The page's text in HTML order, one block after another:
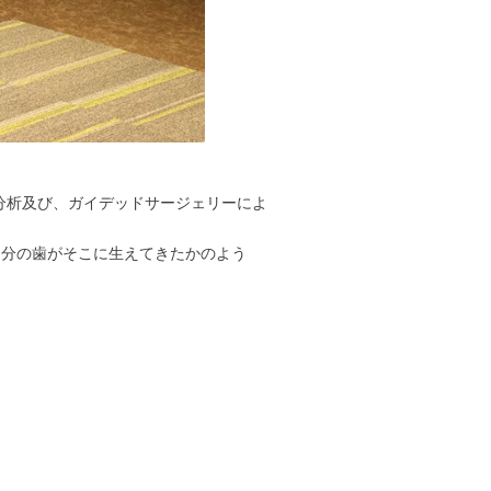
及び、ガイデッドサージェリーによ
の歯がそこに生えてきたかのよう